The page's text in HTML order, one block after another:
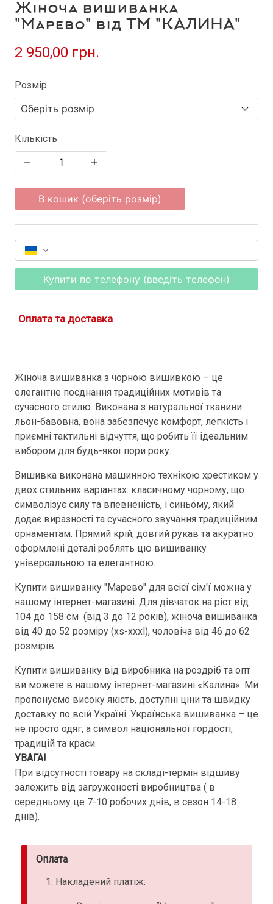
Жіноча вишиванка
"Марево" від ТМ "КАЛИНА"
2 950,00 грн.
Розмір
Кількість
В кошик (оберіть розмір)
Купити по телефону (введіть телефон)
Оплата та доставка
Жіноча вишиванка з чорною вишивкою – це
елегантне поєднання традиційних мотивів та
сучасного стилю. Виконана з натуральної тканини
льон-бавовна, вона забезпечує комфорт, легкість і
приємні тактильні відчуття, що робить її ідеальним
вибором для будь-якої пори року.
Вишивка виконана машинною технікою хрестиком у
двох стильних варіантах: класичному чорному, що
символізує силу та впевненість, і синьому, який
додає виразності та сучасного звучання традиційним
орнаментам. Прямий крій, довгий рукав та акуратно
оформлені деталі роблять цю вишиванку
універсальною та елегантною.
Купити вишиванку "Марево" для всієї сім'ї можна у
нашому інтернет-магазині. Для дівчаток на ріст від
104 до 158 см (від 3 до 12 років), жіноча вишиванка
від 40 до 52 розміру (хs-xxxl), чоловіча від 46 до 62
розмірів.
Купити вишиванку від виробника на роздріб та опт
ви можете в нашому інтернет-магазині «Калина». Ми
пропонуємо високу якість, доступні ціни та швидку
доставку по всій Україні. Українська вишиванка – це
не просто одяг, а символ національної гордості,
традицій та краси.
УВАГА!
При відсутності товару на складі-термін відшиву
залежить від загруженості виробництва ( в
середньому це 7-10 робочих днів, в сезон 14-18
днів).
Оплата
Накладений платіж: